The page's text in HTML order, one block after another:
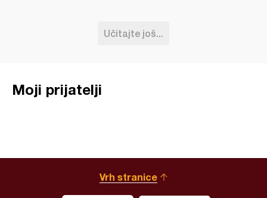
Učitajte još...
Moji prijatelji
Vrh stranice